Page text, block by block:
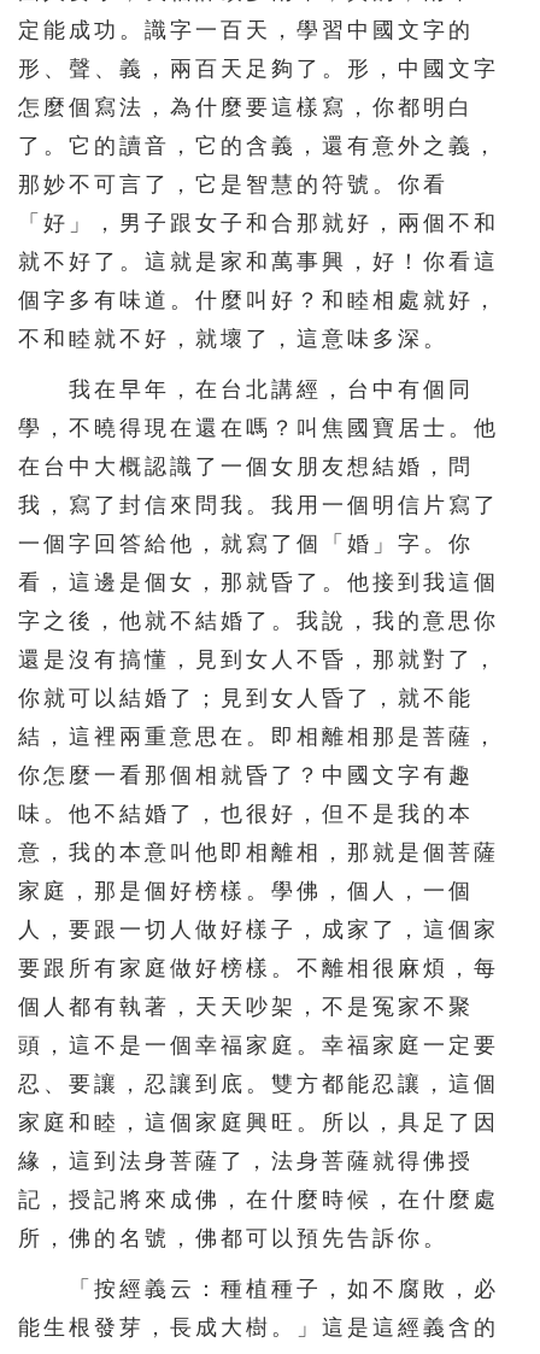
定能成功。識字一百天，學習中國文字的
形、聲、義，兩百天足夠了。形，中國文字
怎麼個寫法，為什麼要這樣寫，你都明白
了。它的讀音，它的含義，還有意外之義，
那妙不可言了，它是智慧的符號。你看
「好」，男子跟女子和合那就好，兩個不和
就不好了。這就是家和萬事興，好！你看這
個字多有味道。什麼叫好？和睦相處就好，
不和睦就不好，就壞了，這意味多深。
我在早年，在台北講經，台中有個同
學，不曉得現在還在嗎？叫焦國寶居士。他
在台中大概認識了一個女朋友想結婚，問
我，寫了封信來問我。我用一個明信片寫了
一個字回答給他，就寫了個「婚」字。你
看，這邊是個女，那就昏了。他接到我這個
字之後，他就不結婚了。我說，我的意思你
還是沒有搞懂，見到女人不昏，那就對了，
你就可以結婚了；見到女人昏了，就不能
結，這裡兩重意思在。即相離相那是菩薩，
你怎麼一看那個相就昏了？中國文字有趣
味。他不結婚了，也很好，但不是我的本
意，我的本意叫他即相離相，那就是個菩薩
家庭，那是個好榜樣。學佛，個人，一個
人，要跟一切人做好樣子，成家了，這個家
要跟所有家庭做好榜樣。不離相很麻煩，每
個人都有執著，天天吵架，不是冤家不聚
頭，這不是一個幸福家庭。幸福家庭一定要
忍、要讓，忍讓到底。雙方都能忍讓，這個
家庭和睦，這個家庭興旺。所以，具足了因
緣，這到法身菩薩了，法身菩薩就得佛授
記，授記將來成佛，在什麼時候，在什麼處
所，佛的名號，佛都可以預先告訴你。
「按經義云：種植種子，如不腐敗，必
能生根發芽，長成大樹。」這是這經義含的